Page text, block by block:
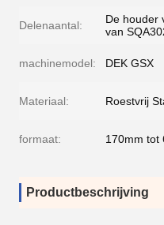
Delenaantal:
De houder
van
machinemodel: DEK GSX
Materiaal: Roestvrij
formaat: 170mm tot
Productbeschrijving